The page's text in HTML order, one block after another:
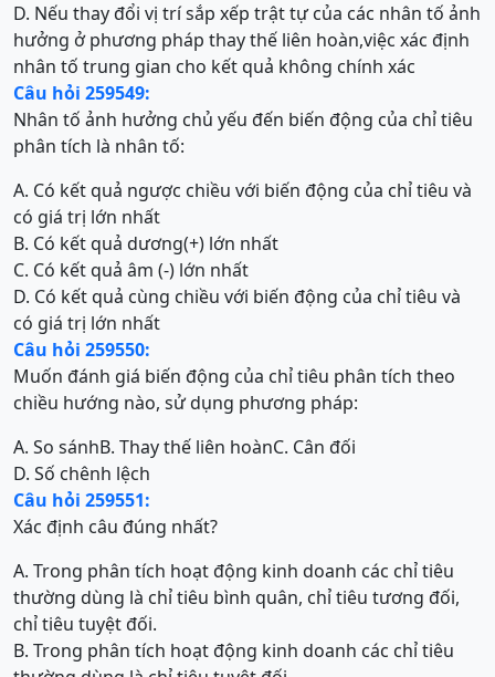
D. Nếu thay đổi vị trí sắp xếp trật tự của các nhân tố ảnh
hưởng ở phương pháp thay thế liên hoàn,việc xác định
nhân tố trung gian cho kết quả không chính xác
Câu hỏi 259549:
Nhân tố ảnh hưởng chủ yếu đến biến động của chỉ tiêu
phân tích là nhân tố:
A. Có kết quả ngược chiều với biến động của chỉ tiêu và
có giá trị lớn nhất
B. Có kết quả dương(+) lớn nhất
C. Có kết quả âm (-) lớn nhất
D. Có kết quả cùng chiều với biến động của chỉ tiêu và
có giá trị lớn nhất
Câu hỏi 259550:
Muốn đánh giá biến động của chỉ tiêu phân tích theo
chiều hướng nào, sử dụng phương pháp:
A. So sánhB. Thay thế liên hoànC. Cân đối
D. Số chênh lệch
Câu hỏi 259551:
Xác định câu đúng nhất?
A. Trong phân tích hoạt động kinh doanh các chỉ tiêu
thường dùng là chỉ tiêu bình quân, chỉ tiêu tương đối,
chỉ tiêu tuyệt đối.
B. Trong phân tích hoạt động kinh doanh các chỉ tiêu